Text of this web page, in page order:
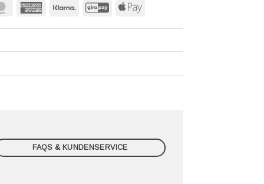
MasterCard American
Klarna GiroPay Apple
FAQS & KUNDENSERVICE